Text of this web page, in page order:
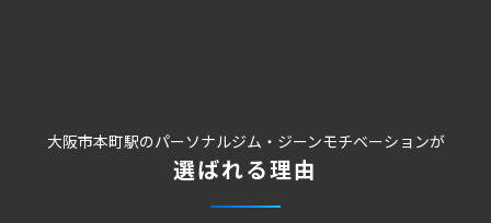
大阪市本町駅のパーソナルジム・ジーンモチベーションが
選ばれる理由